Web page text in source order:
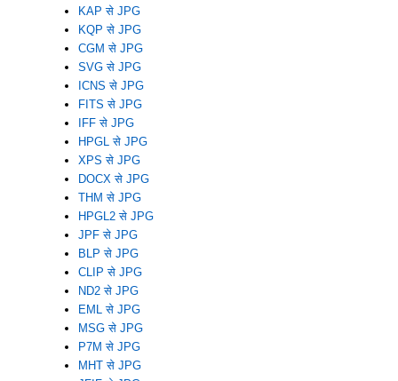
KAP से JPG
KQP से JPG
CGM से JPG
SVG से JPG
ICNS से JPG
FITS से JPG
IFF से JPG
HPGL से JPG
XPS से JPG
DOCX से JPG
THM से JPG
HPGL2 से JPG
JPF से JPG
BLP से JPG
CLIP से JPG
ND2 से JPG
EML से JPG
MSG से JPG
P7M से JPG
MHT से JPG